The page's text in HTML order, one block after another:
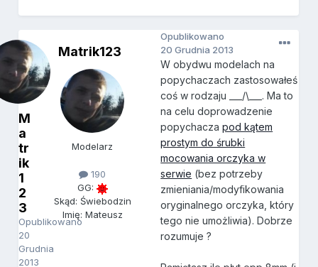
M
a
tr
ik
1
2
3
Opublikowano
20
Grudnia
2013
Matrik123
Modelarz
190
GG:
Skąd: Świebodzin
Imię: Mateusz
Opublikowano
20 Grudnia 2013
W obydwu modelach na
popychaczach zastosowałeś
coś w rodzaju ___/\___. Ma to
na celu doprowadzenie
popychaczapod kątem
prostym do śrubki
mocowania orczyka w
serwie (bez potrzeby
zmieniania/modyfikowania
oryginalnego orczyka, który
tego nie umożliwia). Dobrze
rozumuje ?